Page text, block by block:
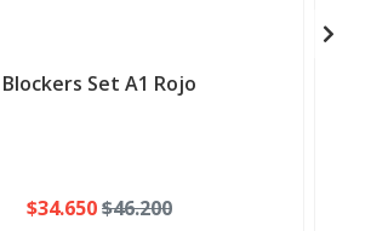
Blockers Set A1 Rojo
$34.650$46.200